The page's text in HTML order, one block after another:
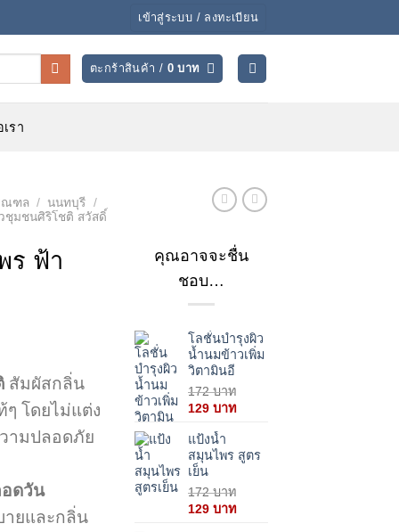
เข้าสู่ระบบ / ลงทะเบียน
ตะกร้าสินค้า / 0บาท
รา
ณฑล / นนทบุรี /
ชุมชนศิริโชติ สวัสดิ์
ร ฟ้า
บาท.
สัมผัสกลิ่น
โดยไม่แต่ง
ามปลอดภัย
ดวัน
ายและกลิ่น
คุณอาจจะชื่น
ชอบ…
โลชั่นบำรุงผิว
น้ำนมข้าวเพิ่ม
วิตามินอี
172บาท
Original
was:
172 บาท.
129 บาทCurrent
129 บาท.
แป้งน้ำ
สมุนไพร สูตร
เย็น
172บาท
Original
129 บาทCurrent